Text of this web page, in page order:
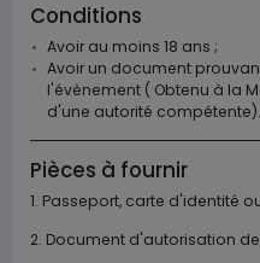
Conditions
Avoir au moins 18 ans ;
Avoir un document
l'évènement ( Obtenu à la
d'une autorité compétente).
Pièces à fournir
1. Passeport, carte d'identité
2. Document d'autorisation